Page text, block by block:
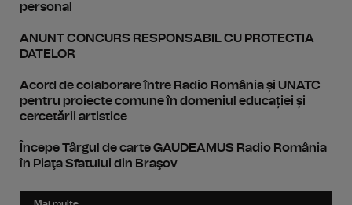
personal
ANUNT CONCURS RESPONSABIL CU PROTECTIA
DATELOR
Acord de colaborare între Radio România și UNATC
pentru proiecte comune în domeniul educației și
cercetării artistice
Începe Târgul de carte GAUDEAMUS Radio România
în Piaţa Sfatului din Braşov